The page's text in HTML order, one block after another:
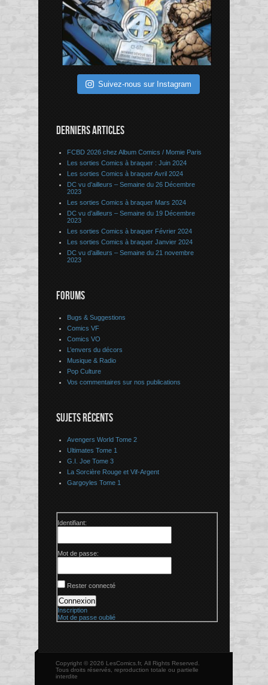
Suivez-nous sur Instagram
DERNIERS ARTICLES
FCBD 2026 chez Album Comics / Momie Paris
Les sorties Comics à braquer : Juin 2024
Les sorties Comics à braquer Avril 2024
DC vu d’ailleurs – Semaine du 26 Décembre
2023
Les sorties Comics à braquer Mars 2024
DC vu d’ailleurs – Semaine du 19 Décembre
2023
Les sorties Comics à braquer Février 2024
Les sorties Comics à braquer Janvier 2024
DC vu d’ailleurs – Semaine du 21 novembre
2023
FORUMS
Bugs & Suggestions
Comics VF
Comics VO
L’envers du décors
Musique & Radio
Pop Culture
Vos commentaires sur nos publications
SUJETS RÉCENTS
Avengers World Tome 2
Ultimates Tome 1
G.I. Joe Tome 3
La Sorcière Rouge et Vif-Argent
Gargoyles Tome 1
Identifiant:
Mot de passe:
Rester connecté
Connexion
Inscription
Mot de passe oublié
Copyright © 2026 LesComics.fr, All Rights Reserved.
Tous droits réservés, reproduction totale ou partielle
interdite